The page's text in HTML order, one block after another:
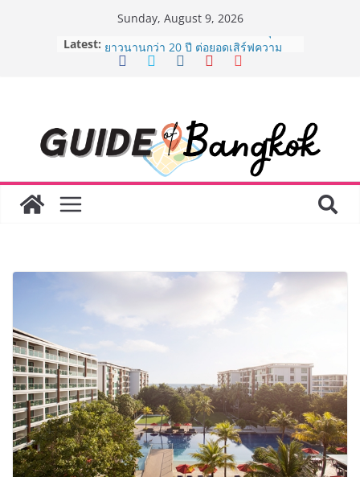
Sunday, August 9, 2026
Latest: AirAsia X SEE FAH พันธมิตรทางธุรกิจ
ยาวนานกว่า 20 ปี ต่อยอดเสิร์ฟความ
“BIO TRADE CONNECT 2026” ยก
ระดับผลิตภัณฑ์ท้องถิ่นสู่ตลาดเชิง
พาณิชย์อย่างยั่งยืน
LORDNINE จัดศึกคนดังสายเกม ไทย
ปะทะ ฟิลิปปินส์ ใน “Rise of the Tenth
ได้เตรียมนักเรียนเพียงเพื่อก้าวเข้าสู่
มหาวิทยาลัยเท่านั้น แต่ยังเตรียมพวก
8.8 “ซูเลียน” รวมพลังนักธุรกิจทั่ว
พร้อมฟรีคอนเสิร์ต “โชค รถแห่” ยกวง